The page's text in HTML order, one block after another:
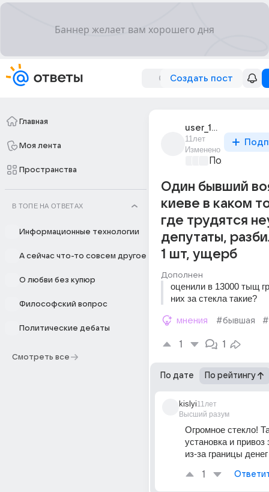
Создать пост
Главная
Моя лента
Пространства
В ТОПЕ НА ОТВЕТАХ
Информационные технологии
А сейчас что-то совсем другое
О любви без купюр
Философский вопрос
Политические дебаты
Смотреть все
user_194983815
11лет
Изменено
Один бывший
киеве в каком
где трудятся
депутаты,
1 шт, ущерб
Дополнен
оценили в 13000 тыщ
них за стекла такие?
мнения #бывшая
1 1
По дате По рейтингу
kislyi
Высший разум
11лет
Огромное стекло!
установка и привоз
из-за границы
1